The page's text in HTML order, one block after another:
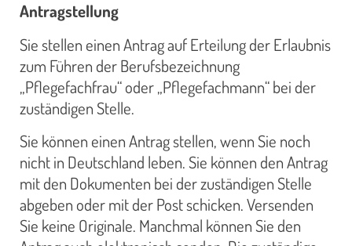
Antragstellung
Sie stellen einen Antrag auf Erteilung der Erlaubnis
zum Führen der Berufsbezeichnung
„Pflegefachfrau“ oder „Pflegefachmann“ bei der
zuständigen Stelle.
Sie können einen Antrag stellen, wenn Sie noch
nicht in Deutschland leben. Sie können den Antrag
mit den Dokumenten bei der zuständigen Stelle
abgeben oder mit der Post schicken. Versenden
Sie keine Originale. Manchmal können Sie den